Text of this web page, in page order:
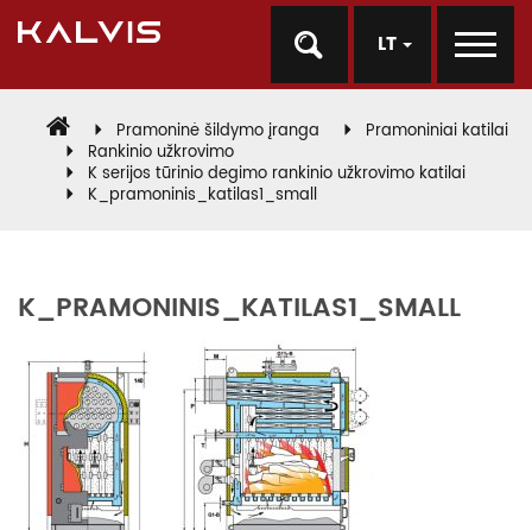
LT
Pramoninė šildymo įranga
Pramoniniai katilai
Rankinio užkrovimo
K serijos tūrinio degimo rankinio užkrovimo katilai
K_pramoninis_katilas1_small
K_PRAMONINIS_KATILAS1_SMALL